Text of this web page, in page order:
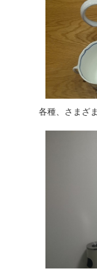
各種、さまざ